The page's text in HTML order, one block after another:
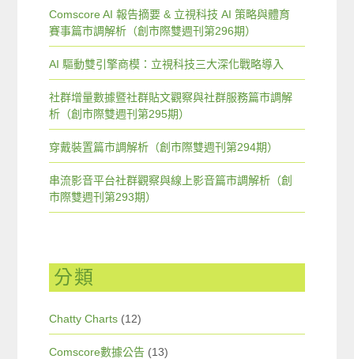
Comscore AI 報告摘要 & 立視科技 AI 策略與體育
賽事篇市調解析（創市際雙週刊第296期）
AI 驅動雙引擎商模：立視科技三大深化戰略導入
社群增量數據暨社群貼文觀察與社群服務篇市調解
析（創市際雙週刊第295期）
穿戴裝置篇市調解析（創市際雙週刊第294期）
串流影音平台社群觀察與線上影音篇市調解析（創
市際雙週刊第293期）
分類
Chatty Charts (12)
Comscore數據公告 (13)